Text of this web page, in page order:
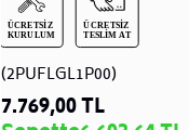
(2PUFLGL1P00)
7.769,00 TL